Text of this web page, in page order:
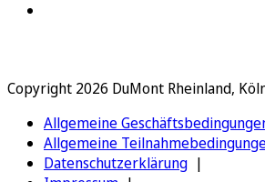
Copyright 2026 DuMont Rheinland,
Allgemeine
Allgemeine
Datenschutzerklärung